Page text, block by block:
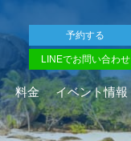
予約する
LINEでお問い合わせ
料金 イベント情報